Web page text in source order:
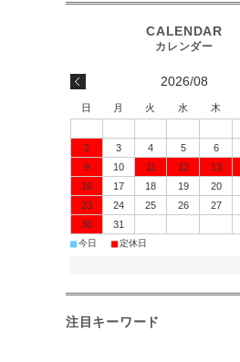
2026/08
日 月 火 水 木
2
3 4 5 6
9
10 11 12 13
16
17 18 19 20
23
24 25 26 27
30
31
■今日 ■定休日
注目キーワード